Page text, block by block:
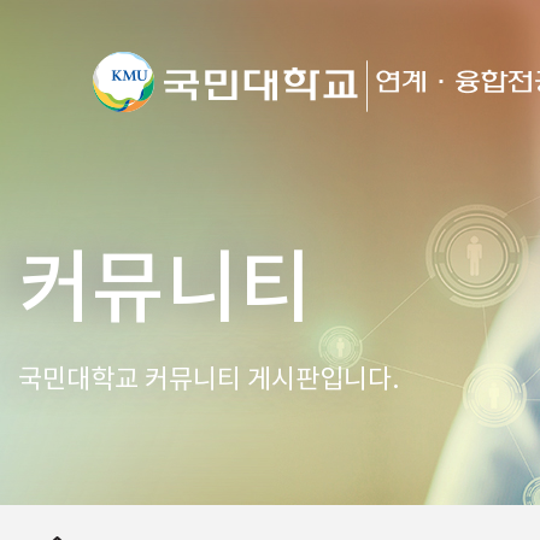
커뮤니티
국민대학교 커뮤니티 게시판입니다.